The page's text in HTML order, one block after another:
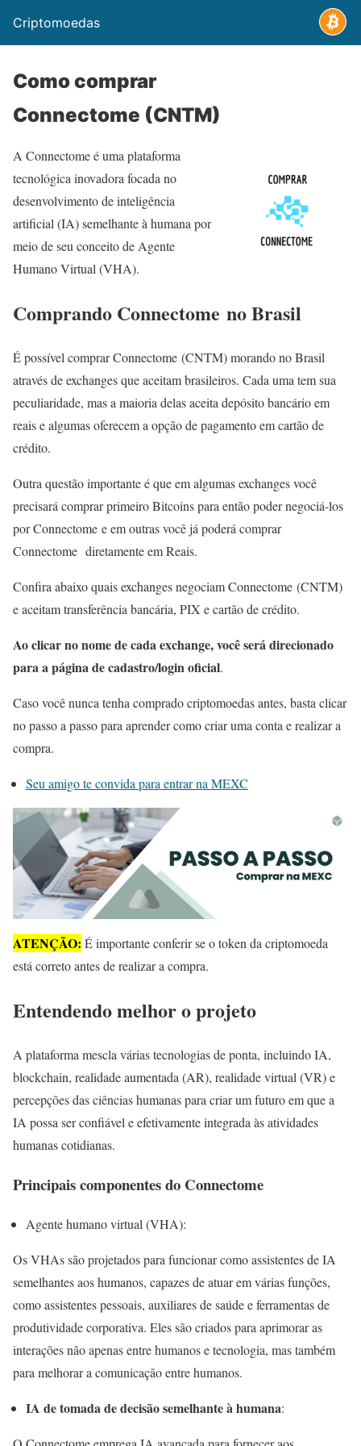
Criptomoedas
Como comprar
Connectome (CNTM)
A Connectome é uma plataforma
tecnológica inovadora focada no
desenvolvimento de inteligência
artificial (IA) semelhante à humana por
meio de seu conceito de Agente
Humano Virtual (VHA).
Comprando Connectome no Brasil
É possível comprar Connectome (CNTM) morando no Brasil
através de exchanges que aceitam brasileiros. Cada uma tem sua
peculiaridade, mas a maioria delas aceita depósito bancário em
reais e algumas oferecem a opção de pagamento em cartão de
crédito.
Outra questão importante é que em algumas exchanges você
precisará comprar primeiro Bitcoins para então poder negociá-los
por Connectome e em outras você já poderá comprar
Connectome diretamente em Reais.
Confira abaixo quais exchanges negociam Connectome (CNTM)
e aceitam transferência bancária, PIX e cartão de crédito.
Ao clicar no nome de cada exchange, você será direcionado
para a página de cadastro/login oficial.
Caso você nunca tenha comprado criptomoedas antes, basta clicar
no passo a passo para aprender como criar uma conta e realizar a
compra.
Seu amigo te convida para entrar na MEXC
ATENÇÃO: É importante conferir se o token da criptomoeda
está correto antes de realizar a compra.
Entendendo melhor o projeto
A plataforma mescla várias tecnologias de ponta, incluindo IA,
blockchain, realidade aumentada (AR), realidade virtual (VR) e
percepções das ciências humanas para criar um futuro em que a
IA possa ser confiável e efetivamente integrada às atividades
humanas cotidianas.
Principais componentes do Connectome
Agente humano virtual (VHA):
Os VHAs são projetados para funcionar como assistentes de IA
semelhantes aos humanos, capazes de atuar em várias funções,
como assistentes pessoais, auxiliares de saúde e ferramentas de
produtividade corporativa. Eles são criados para aprimorar as
interações não apenas entre humanos e tecnologia, mas também
para melhorar a comunicação entre humanos.
IA de tomada de decisão semelhante à humana: